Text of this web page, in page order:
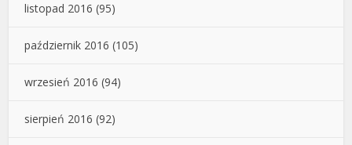
listopad 2016 (95)
październik 2016 (105)
wrzesień 2016 (94)
sierpień 2016 (92)